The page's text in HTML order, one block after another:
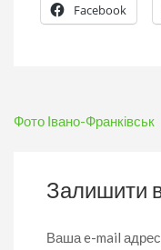
Facebook
Навігація
Фото Івано-Франківськ
Залишити
Ваша e-mail